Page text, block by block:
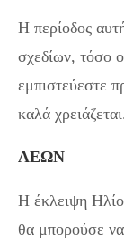
Η περίοδος
σχεδίων, τόσο
εμπιστεύεστε
καλά χρειάζεται.
ΛΕΩΝ
Η έκλειψη
θα μπορούσε